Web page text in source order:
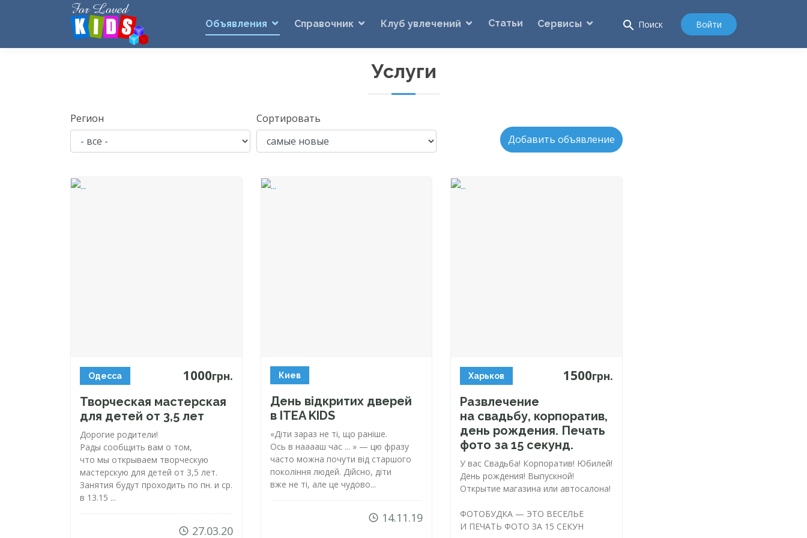
Объявления Справочник Клуб увлечений Статьи Сервисы search Поиск Войти
Услуги
Регион
Сортировать
Добавить объявление
Одесса 1000грн.
Творческая мастерская
для детей от 3,5 лет
Дорогие родители!
Рады сообщить вам о том,
что мы открываем творческую
мастерскую для детей от 3,5 лет.
Занятия будут проходить по пн. и ср.
в 13.15 ...
27.03.20
Киев
День відкритих дверей
в ITEA KIDS
«Діти зараз не ті, що раніше.
Ось в нааааш час ... » — цю фразу
часто можна почути від старшого
покоління людей. Дійсно, діти
вже не ті, але це чудово...
14.11.19
Харьков 1500грн.
Развлечение
на свадьбу, корпоратив,
день рождения. Печать
фото за 15 секунд.
У вас Свадьба! Корпоратив! Юбилей!
День рождения! Выпускной!
Открытие магазина или автосалона!
ФОТОБУДКА — ЭТО ВЕСЕЛЬЕ
И ПЕЧАТЬ ФОТО ЗА 15 СЕКУН